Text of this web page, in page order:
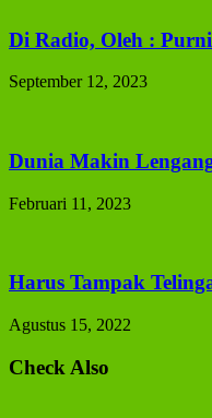
Di Radio, Oleh :
September 12, 2023
Dunia Makin
Februari 11, 2023
Harus Tampak
Agustus 15, 2022
Check Also